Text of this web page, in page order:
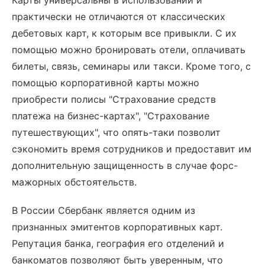
практически не отличаются от классических
дебетовых карт, к которым все привыкли. С их
помощью можно бронировать отели, оплачивать
билеты, связь, семинары или такси. Кроме того, с
помощью корпоративной карты можно
приобрести полисы "Страхование средств
платежа на бизнес-картах", "Страхование
путешествующих", что опять-таки позволит
сэкономить время сотрудников и предоставит им
дополнительную защищенность в случае форс-
мажорных обстоятельств.
В России Сбербанк является одним из
признанных эмитентов корпоративных карт.
Репутация банка, география его отделений и
банкоматов позволяют быть уверенным, что